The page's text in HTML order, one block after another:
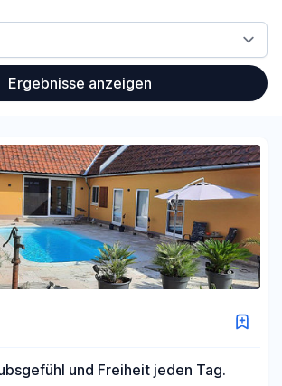
Ergebnisse anzeigen
und Freiheit jeden Tag.